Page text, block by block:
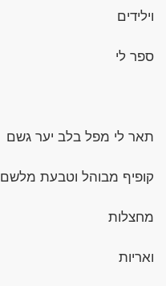
וילידים
ספר לי
תאר לי מפל בלב יער גשם
קופיף מבוהל וטבעת מלשם
מחצלות
ואריות